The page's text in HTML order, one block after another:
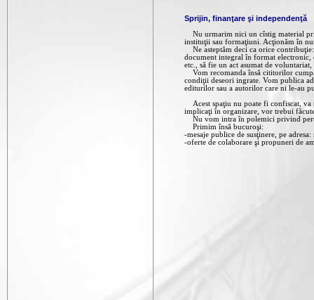
Sprijin, finanţare şi independenţă
Nu urmarim nici un cîstig material
instituţii sau formaţiuni. Acţionăm în
Ne asteptăm deci ca orice
document integral în format electronic,
etc., să fie un act asumat de
Vom recomanda însă cititorilor
condiţii deseori ingrate. Vom publica
editurilor sau a autorilor care ni le-au
Acest spaţiu nu poate fi confiscat, va
implicaţi în organizare, vor trebui
Nu vom intra în polemici privind
Primim însă bucuroşi:
-mesaje publice de susţinere, pe adresa:
-oferte de colaborare şi propuneri de